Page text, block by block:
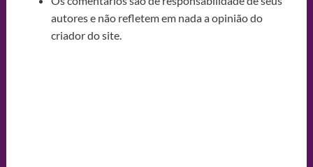
autores e não refletem em nada a opinião do
criador do site.